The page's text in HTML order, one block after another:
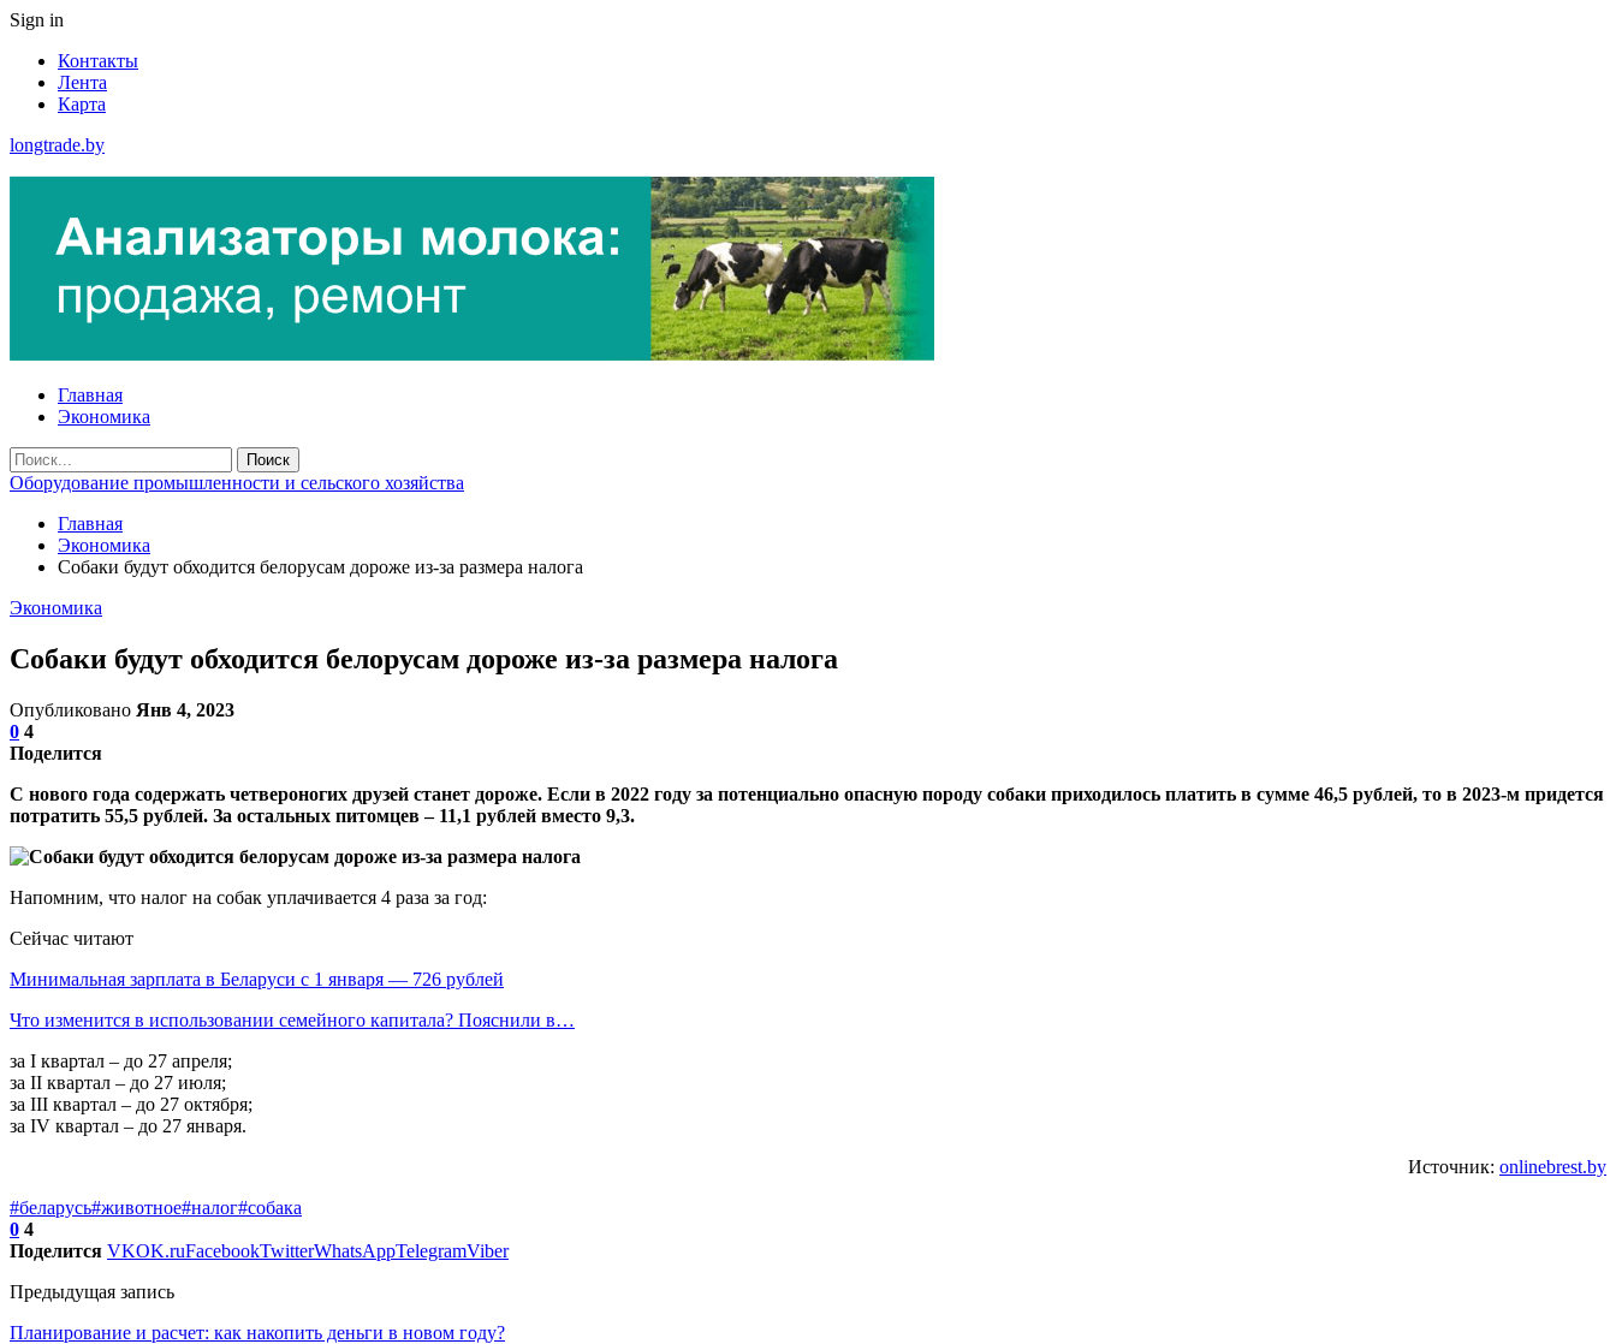
Sign in
Контакты
Лента
Карта
longtrade.by
Главная
Экономика
Оборудование промышленности и сельского хозяйства
Главная
Экономика
Собаки будут обходится белорусам дороже из-за размера налога
Экономика
Собаки будут обходится белорусам дороже из-за размера налога
Опубликовано Янв 4, 2023
0 4
Поделится
С нового года содержать четвероногих друзей станет дороже. Если в 2022 году за потенциально опасную породу собаки приходилось платить в сумме 46,5 рублей, то в 2023-м придется
потратить 55,5 рублей. За остальных питомцев – 11,1 рублей вместо 9,3.
Напомним, что налог на собак уплачивается 4 раза за год:
Сейчас читают
Минимальная зарплата в Беларуси с 1 января — 726 рублей
Что изменится в использовании семейного капитала? Пояснили в…
за I квартал – до 27 апреля;
за II квартал – до 27 июля;
за III квартал – до 27 октября;
за IV квартал – до 27 января.
Источник: onlinebrest.by
#беларусь#животное#налог#собака
0 4
Поделится VKOK.ruFacebookTwitterWhatsAppTelegramViber
Предыдущая запись
Планирование и расчет: как накопить деньги в новом году?